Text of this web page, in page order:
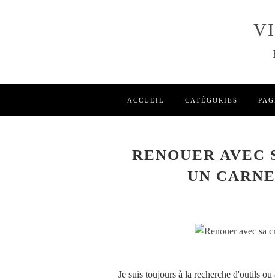
ACCUEIL CATÉGORIES
RENOUER AVEC
UN
Je suis toujours à la recherche d'outils